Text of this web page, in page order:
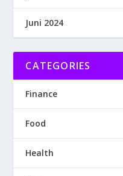
Juni 2024
CATEGORIES
Finance
Food
Health